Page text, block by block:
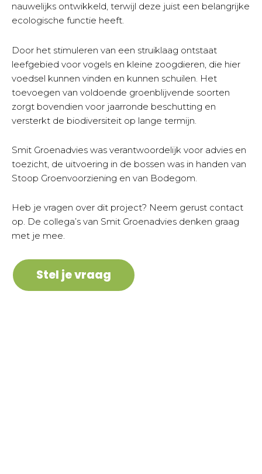
nauwelijks ontwikkeld, terwijl deze juist een belangrijke
ecologische functie heeft.
Door het stimuleren van een struiklaag ontstaat
leefgebied voor vogels en kleine zoogdieren, die hier
voedsel kunnen vinden en kunnen schuilen. Het
toevoegen van voldoende groenblijvende soorten
zorgt bovendien voor jaarronde beschutting en
versterkt de biodiversiteit op lange termijn.
Smit Groenadvies was verantwoordelijk voor advies en
toezicht, de uitvoering in de bossen was in handen van
Stoop Groenvoorziening en van Bodegom.
Heb je vragen over dit project? Neem gerust contact
op. De collega’s van Smit Groenadvies denken graag
met je mee.
Stel je vraag